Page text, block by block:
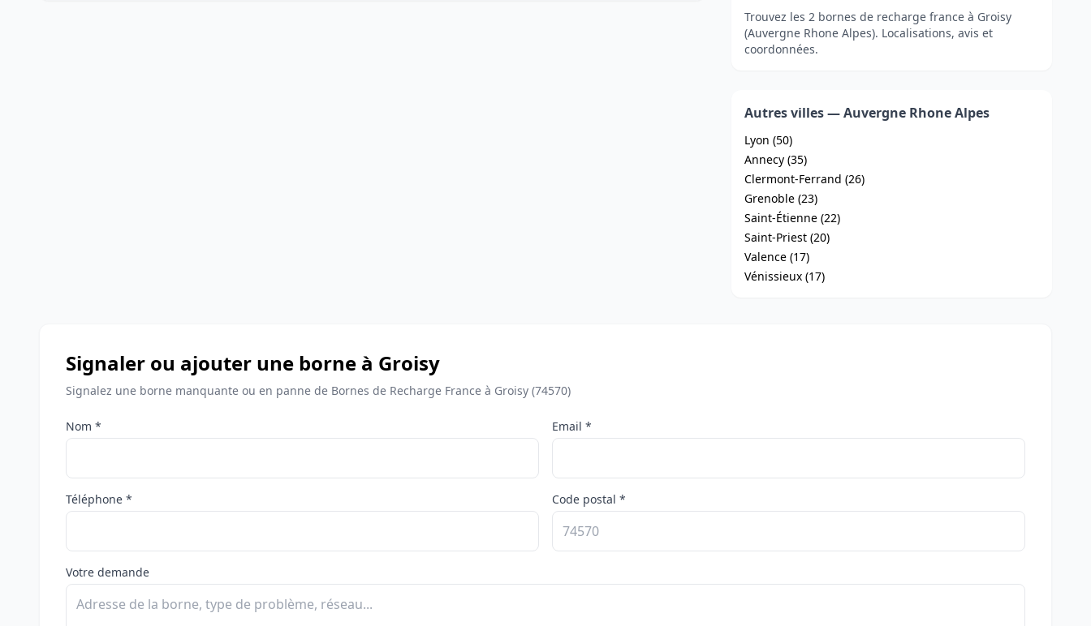
Trouvez les 2 bornes de recharge france à Groisy
(Auvergne Rhone Alpes). Localisations, avis et
coordonnées.
Autres villes — Auvergne Rhone Alpes
Lyon (50)
Annecy (35)
Clermont-Ferrand (26)
Grenoble (23)
Saint-Étienne (22)
Saint-Priest (20)
Valence (17)
Vénissieux (17)
Signaler ou ajouter une borne à Groisy
Signalez une borne manquante ou en panne de Bornes de Recharge France à Groisy (74570)
Nom * Email *
Téléphone * Code postal *
Votre demande